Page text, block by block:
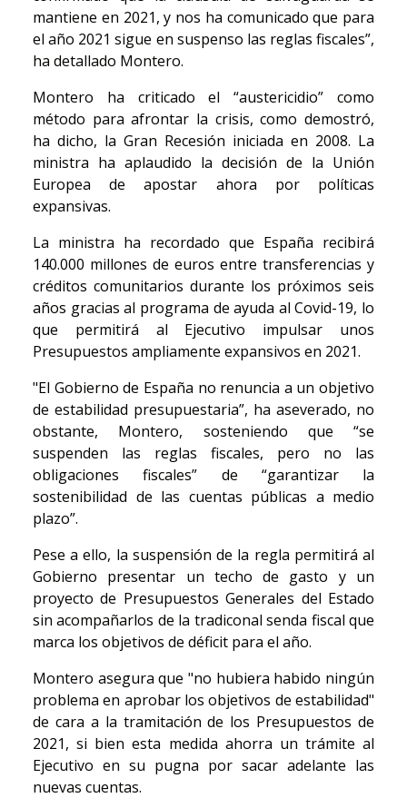
mantiene en 2021, y nos ha comunicado que para
el año 2021 sigue en suspenso las reglas fiscales”,
ha detallado Montero.
Montero ha criticado el “austericidio” como
método para afrontar la crisis, como demostró,
ha dicho, la Gran Recesión iniciada en 2008. La
ministra ha aplaudido la decisión de la Unión
Europea de apostar ahora por políticas
expansivas.
La ministra ha recordado que España recibirá
140.000 millones de euros entre transferencias y
créditos comunitarios durante los próximos seis
años gracias al programa de ayuda al Covid-19, lo
que permitirá al Ejecutivo impulsar unos
Presupuestos ampliamente expansivos en 2021.
"El Gobierno de España no renuncia a un objetivo
de estabilidad presupuestaria”, ha aseverado, no
obstante, Montero, sosteniendo que “se
suspenden las reglas fiscales, pero no las
obligaciones fiscales” de “garantizar la
sostenibilidad de las cuentas públicas a medio
plazo”.
Pese a ello, la suspensión de la regla permitirá al
Gobierno presentar un techo de gasto y un
proyecto de Presupuestos Generales del Estado
sin acompañarlos de la tradiconal senda fiscal que
marca los objetivos de déficit para el año.
Montero asegura que "no hubiera habido ningún
problema en aprobar los objetivos de estabilidad"
de cara a la tramitación de los Presupuestos de
2021, si bien esta medida ahorra un trámite al
Ejecutivo en su pugna por sacar adelante las
nuevas cuentas.